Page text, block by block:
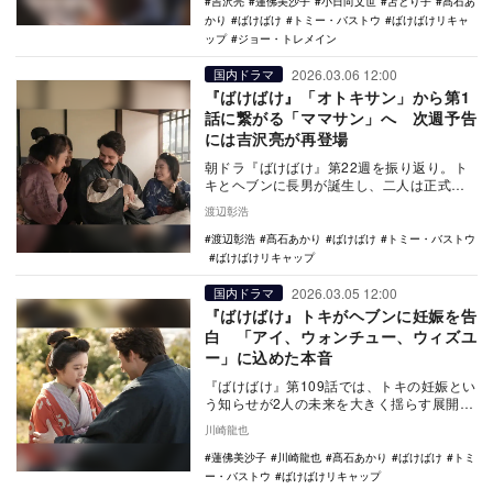
かり
ばけばけ トミー・バストウ
ばけばけリキャ
ップ
ジョー・トレメイン
国内ドラマ 2026.03.06 12:00
『ばけばけ』「オトキサン」から第1
話に繋がる「ママサン」へ 次週予告
には吉沢亮が再登場
朝ドラ『ばけばけ』第22週を振り返り。ト
キとヘブンに長男が誕生し、二人は正式な
家族になるべく戸籍問題に直面する。「小
泉八雲」誕生…
渡辺彰浩
渡辺彰浩
髙石あかり ばけばけ
トミー・バストウ
ばけばけリキャップ
国内ドラマ 2026.03.05 12:00
『ばけばけ』トキがヘブンに妊娠を告
白 「アイ、ウォンチュー、ウィズユ
ー」に込めた本音
『ばけばけ』第109話では、トキの妊娠とい
う知らせが2人の未来を大きく揺らす展開と
ト、ニホン…
川崎龍也
蓮佛美沙子
川崎龍也 髙石あかり ばけばけ
トミ
ー・バストウ
ばけばけリキャップ